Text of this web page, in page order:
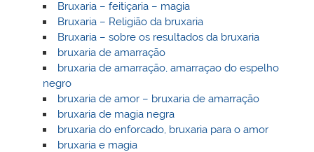
Bruxaria – feitiçaria – magia
Bruxaria – Religião da bruxaria
Bruxaria – sobre os resultados da bruxaria
bruxaria de amarração
bruxaria de amarração, amarraçao do espelho
negro
bruxaria de amor – bruxaria de amarração
bruxaria de magia negra
bruxaria do enforcado, bruxaria para o amor
bruxaria e magia